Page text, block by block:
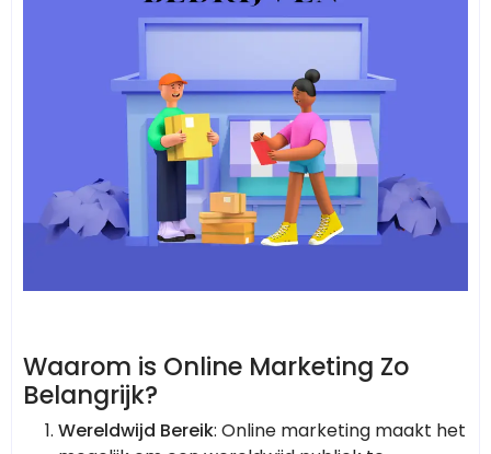
Waarom is Online Marketing Zo
Belangrijk?
Wereldwijd Bereik: Online marketing maakt het